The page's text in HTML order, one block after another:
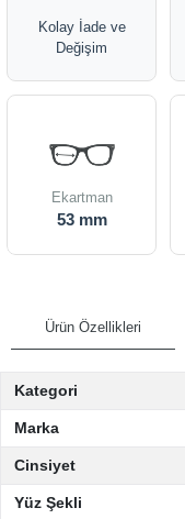
Kolay İade ve
Değişim
Ekartman
53 mm
Ürün Özellikleri
Kategori
Marka
Cinsiyet
Yüz Şekli